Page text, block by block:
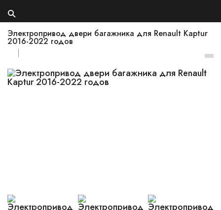
Электропривод двери багажника для Renault Kaptur
2016-2022 годов